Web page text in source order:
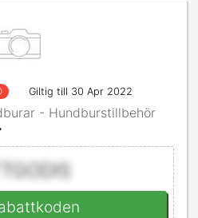
Giltig till 30 Apr 2022
- Hundburstillbehör